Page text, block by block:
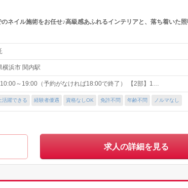
のネイル施術をお任せ♪高級感あふれるインテリアと、落ち着いた
横浜市 関内駅
10:00～19:00（予約がなければ18:00で終了） 【2部】1…
活躍できる 経験者優遇 資格なしOK 免許不問 年齢不問 ノルマなし
求人の詳細を見る